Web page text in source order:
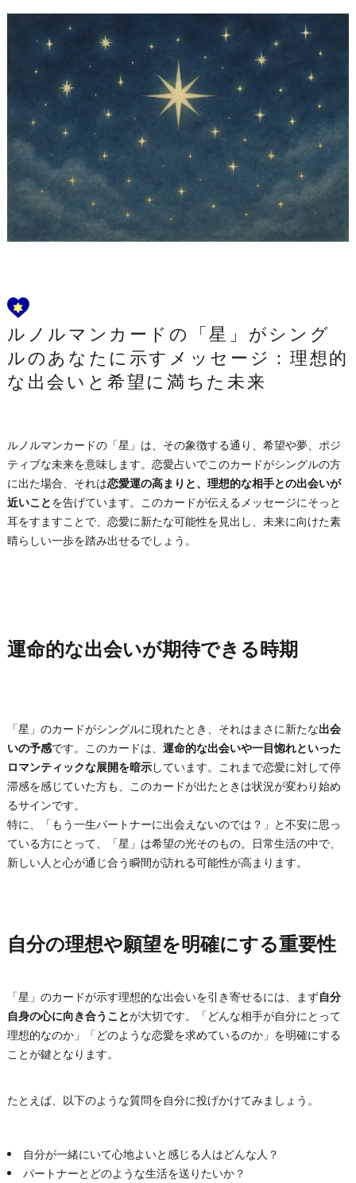
ルノルマンカードの「星」がシング
ルのあなたに示すメッセージ：理想的
な出会いと希望に満ちた未来
ルノルマンカードの「星」は、その象徴する通り、希望や夢、ポジ
ティブな未来を意味します。恋愛占いでこのカードがシングルの方
に出た場合、それは恋愛運の高まりと、理想的な相手との出会いが
近いことを告げています。このカードが伝えるメッセージにそっと
耳をすますことで、恋愛に新たな可能性を見出し、未来に向けた素
晴らしい一歩を踏み出せるでしょう。
運命的な出会いが期待できる時期
「星」のカードがシングルに現れたとき、それはまさに新たな出会
いの予感です。このカードは、 運命的な出会いや一目惚れといった
ロマンティックな展開を暗示しています。これまで恋愛に対して停
滞感を感じていた方も、このカードが出たときは状況が変わり始め
るサインです。
特に、「もう一生パートナーに出会えないのでは？」と不安に思っ
ている方にとって、「星」は希望の光そのもの。日常生活の中で、
新しい人と心が通じ合う瞬間が訪れる可能性が高まります。
自分の理想や願望を明確にする重要性
「星」のカードが示す理想的な出会いを引き寄せるには、まず自分
自身の心に向き合うことが大切です。「どんな相手が自分にとって
理想的なのか」「どのような恋愛を求めているのか」を明確にする
ことが鍵となります。
たとえば、以下のような質問を自分に投げかけてみましょう。
自分が一緒にいて心地よいと感じる人はどんな人？
パートナーとどのような生活を送りたいか？